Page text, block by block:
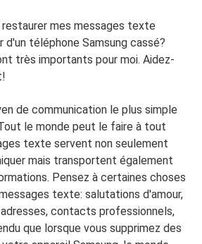
mes messages texte
d'un téléphone Samsung cassé?
très importants pour moi. Aidez-
de communication le plus simple
le monde peut le faire à tout
texte servent non seulement
mais transportent également
Pensez à certaines choses
texte: salutations d'amour,
contacts professionnels,
que lorsque vous supprimez des